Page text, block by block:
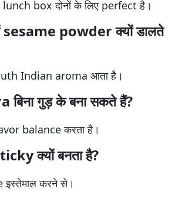
box दोनों के लिए perfect है।
powder क्यों डालते
Indian aroma आता है।
बिना गुड़ के बना सकते हैं?
balance करता है।
क्यों बनता है?
इस्तेमाल करने से।